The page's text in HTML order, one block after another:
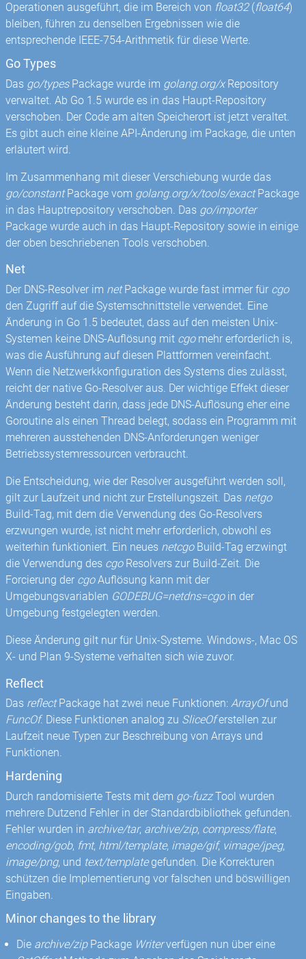
Operationen ausgeführt, die im Bereich von float32(float64)
bleiben, führen zu denselben Ergebnissen wie die
entsprechende IEEE-754-Arithmetik für diese Werte.
Go Types
Das go/typesPackage wurde im golang.org/xRepository
verwaltet. Ab Go 1.5 wurde es in das Haupt-Repository
verschoben. Der Code am alten Speicherort ist jetzt veraltet.
Es gibt auch eine kleine API-Änderung im Package, die unten
erläutert wird.
Im Zusammenhang mit dieser Verschiebung wurde das
go/constantPackage vom golang.org/x/tools/exactPackage
in das Hauptrepository verschoben. Das go/importer
Package wurde auch in das Haupt-Repository sowie in einige
der oben beschriebenen Tools verschoben.
Net
Der DNS-Resolver im netPackage wurde fast immer für cgo
den Zugriff auf die Systemschnittstelle verwendet. Eine
Änderung in Go 1.5 bedeutet, dass auf den meisten Unix-
Systemen keine DNS-Auflösung mit cgomehr erforderlich is,
was die Ausführung auf diesen Plattformen vereinfacht.
Wenn die Netzwerkkonfiguration des Systems dies zulässt,
reicht der native Go-Resolver aus. Der wichtige Effekt dieser
Änderung besteht darin, dass jede DNS-Auflösung eher eine
Goroutine als einen Thread belegt, sodass ein Programm mit
mehreren ausstehenden DNS-Anforderungen weniger
Betriebssystemressourcen verbraucht.
Die Entscheidung, wie der Resolver ausgeführt werden soll,
gilt zur Laufzeit und nicht zur Erstellungszeit. Das netgo
Build-Tag, mit dem die Verwendung des Go-Resolvers
erzwungen wurde, ist nicht mehr erforderlich, obwohl es
weiterhin funktioniert. Ein neues netcgoBuild-Tag erzwingt
die Verwendung des cgoResolvers zur Build-Zeit. Die
Forcierung der cgoAuflösung kann mit der
Umgebungsvariablen GODEBUG=netdns=cgoin der
Umgebung festgelegten werden.
Diese Änderung gilt nur für Unix-Systeme. Windows-, Mac OS
X- und Plan 9-Systeme verhalten sich wie zuvor.
Reflect
Das reflectPackage hat zwei neue Funktionen:ArrayOfund
FuncOf. Diese Funktionen analog zu SliceOferstellen zur
Laufzeit neue Typen zur Beschreibung von Arrays und
Funktionen.
Hardening
Durch randomisierte Tests mit dem go-fuzzTool wurden
mehrere Dutzend Fehler in der Standardbibliothek gefunden.
Fehler wurden in archive/tar, archive/zip, compress/flate,
encoding/gob, fmt, html/template, image/gif, vimage/jpeg,
image/png, und text/templategefunden. Die Korrekturen
schützen die Implementierung vor falschen und böswilligen
Eingaben.
Minor changes to the library
Die archive/zipPackage Writerverfügen nun über eine